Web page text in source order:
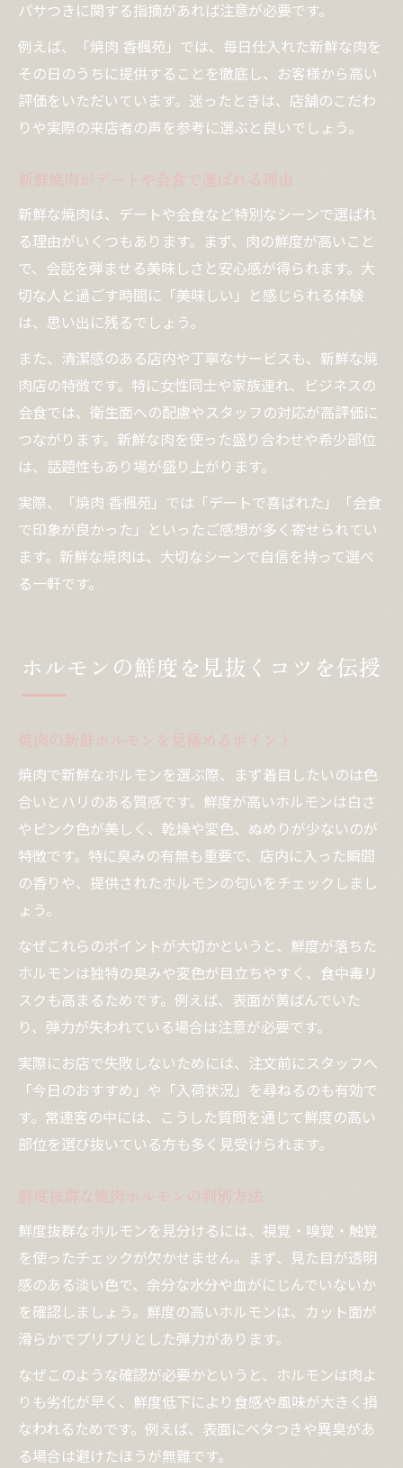
パサつきに関する指摘があれば注意が必要です。
例えば、「焼肉 香楓苑」では、毎日仕入れた新鮮な肉を
その日のうちに提供することを徹底し、お客様から高い
評価をいただいています。迷ったときは、店舗のこだわ
りや実際の来店者の声を参考に選ぶと良いでしょう。
新鮮焼肉がデートや会食で選ばれる理由
新鮮な焼肉は、デートや会食など特別なシーンで選ばれ
る理由がいくつもあります。まず、肉の鮮度が高いこと
で、会話を弾ませる美味しさと安心感が得られます。大
切な人と過ごす時間に「美味しい」と感じられる体験
は、思い出に残るでしょう。
また、清潔感のある店内や丁寧なサービスも、新鮮な焼
肉店の特徴です。特に女性同士や家族連れ、ビジネスの
会食では、衛生面への配慮やスタッフの対応が高評価に
つながります。新鮮な肉を使った盛り合わせや希少部位
は、話題性もあり場が盛り上がります。
実際、「焼肉 香楓苑」では「デートで喜ばれた」「会食
で印象が良かった」といったご感想が多く寄せられてい
ます。新鮮な焼肉は、大切なシーンで自信を持って選べ
る一軒です。
ホルモンの鮮度を見抜くコツを伝授
焼肉の新鮮ホルモンを見極めるポイント
焼肉で新鮮なホルモンを選ぶ際、まず着目したいのは色
合いとハリのある質感です。鮮度が高いホルモンは白さ
やピンク色が美しく、乾燥や変色、ぬめりが少ないのが
特徴です。特に臭みの有無も重要で、店内に入った瞬間
の香りや、提供されたホルモンの匂いをチェックしまし
ょう。
なぜこれらのポイントが大切かというと、鮮度が落ちた
ホルモンは独特の臭みや変色が目立ちやすく、食中毒リ
スクも高まるためです。例えば、表面が黄ばんでいた
り、弾力が失われている場合は注意が必要です。
実際にお店で失敗しないためには、注文前にスタッフへ
「今日のおすすめ」や「入荷状況」を尋ねるのも有効で
す。常連客の中には、こうした質問を通じて鮮度の高い
部位を選び抜いている方も多く見受けられます。
鮮度抜群な焼肉ホルモンの判別方法
鮮度抜群なホルモンを見分けるには、視覚・嗅覚・触覚
を使ったチェックが欠かせません。まず、見た目が透明
感のある淡い色で、余分な水分や血がにじんでいないか
を確認しましょう。鮮度の高いホルモンは、カット面が
滑らかでプリプリとした弾力があります。
なぜこのような確認が必要かというと、ホルモンは肉よ
りも劣化が早く、鮮度低下により食感や風味が大きく損
なわれるためです。例えば、表面にベタつきや異臭があ
る場合は避けたほうが無難です。